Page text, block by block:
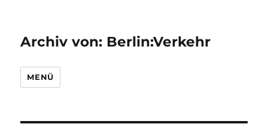
Archiv von: Berlin:Verkehr
MENÜ